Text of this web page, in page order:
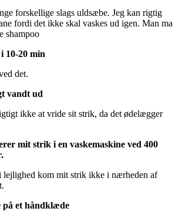
forskellige slags uldsæbe. Jeg kan rigtig
fordi det ikke skal vaskes ud igen. Man ma
shampoo
10-20 min
det.
vandt ud
ikke at vride sit strik, da det ødelægger
mit strik i en vaskemaskine ved 400
lejlighed kom mit strik ikke i nærheden af
et håndklæde